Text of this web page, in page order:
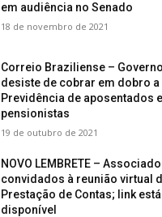
em audiência no Senado
18 de novembro de 2021
Correio Braziliense –
desiste de cobrar em dobro a
Previdência de aposentados e
pensionistas
19 de outubro de 2021
NOVO LEMBRETE –
convidados à reunião virtual
Prestação de Contas; link está
disponível